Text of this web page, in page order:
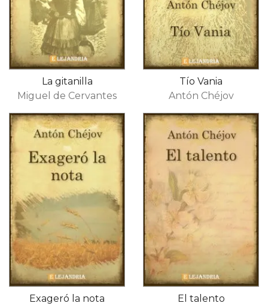
La gitanilla
Miguel de Cervantes
Tío Vania
Antón Chéjov
Exageró la nota
El talento